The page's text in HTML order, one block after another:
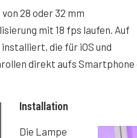
28 oder 32 mm
mit 18 fps laufen. Auf
die für iOS und
direkt aufs
Installation
Die Lampe